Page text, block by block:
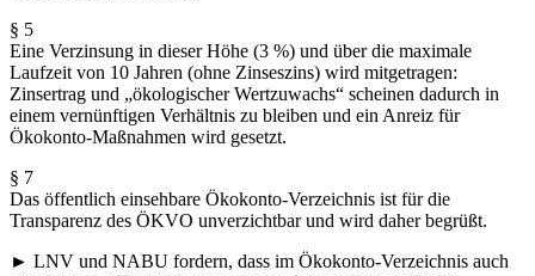
§ 5
Eine Verzinsung in dieser Höhe (3 %) und über die maximale
Laufzeit von 10 Jahren (ohne Zinseszins) wird mitgetragen:
Zinsertrag und „ökologischer Wertzuwachs“ scheinen dadurch in
einem vernünftigen Verhältnis zu bleiben und ein Anreiz für
Ökokonto-Maßnahmen wird gesetzt.
§ 7
Das öffentlich einsehbare Ökokonto-Verzeichnis ist für die
Transparenz des ÖKVO unverzichtbar und wird daher begrüßt.
► LNV und NABU fordern, dass im Ökokonto-Verzeichnis auch